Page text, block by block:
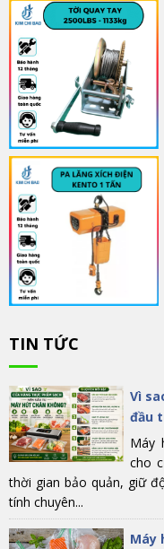
TIN TỨC
Vì
đầu
Máy
cho
thời gian bảo quản, giữ
tính chuyên...
Máy